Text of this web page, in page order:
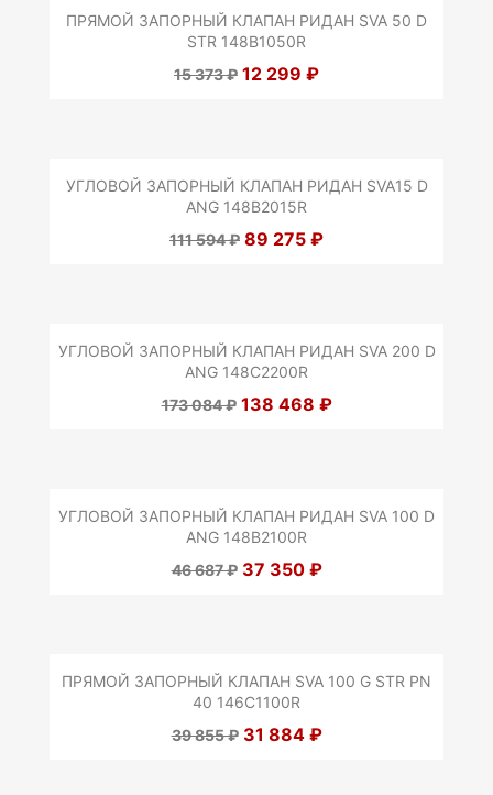
ПРЯМОЙ ЗАПОРНЫЙ КЛАПАН РИДАН SVA 50 D
STR 148B1050R
15 373 ₽ 12 299 ₽
УГЛОВОЙ ЗАПОРНЫЙ КЛАПАН РИДАН SVA15 D
ANG 148B2015R
111 594 ₽ 89 275 ₽
УГЛОВОЙ ЗАПОРНЫЙ КЛАПАН РИДАН SVA 200 D
ANG 148C2200R
173 084 ₽ 138 468 ₽
УГЛОВОЙ ЗАПОРНЫЙ КЛАПАН РИДАН SVA 100 D
ANG 148B2100R
46 687 ₽ 37 350 ₽
ПРЯМОЙ ЗАПОРНЫЙ КЛАПАН SVA 100 G STR PN
40 146C1100R
39 855 ₽ 31 884 ₽